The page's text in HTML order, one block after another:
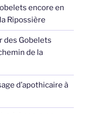
encore en
Ripossière
des Gobelets
de la
d’apothicaire à